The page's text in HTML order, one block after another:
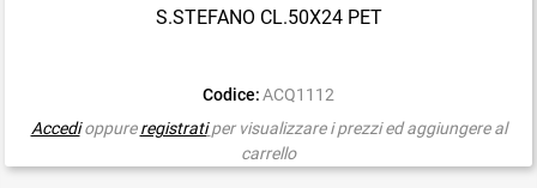
S.STEFANO CL.50X24 PET
Codice: ACQ1112
Accedioppureregistrati per visualizzare i prezzi ed aggiungere al
carrello